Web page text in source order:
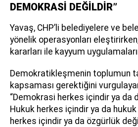
DEMOKRASİ DEĞİLDİR”
Yavaş, CHP’li belediyelere ve
yönelik operasyonları
kararları ile kayyum
Demokratikleşmenin toplumun
kapsaması gerektiğini
“Demokrasi herkes içindir ya da
Hukuk herkes içindir ya da
herkes içindir ya da özgürlük